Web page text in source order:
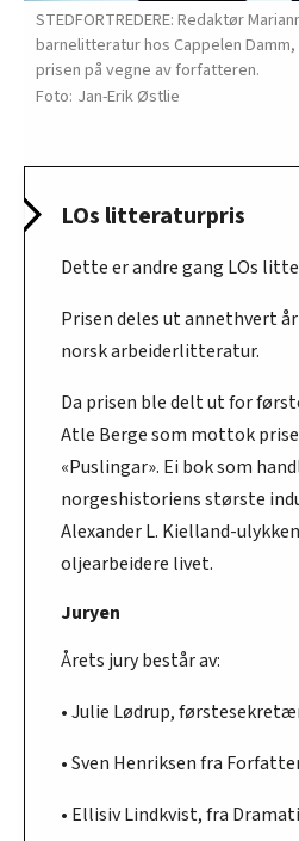
STEDFORTREDERE: Redaktør
barnelitteratur hos Cappelen
prisen på vegne av forfatteren.
Jan-Erik Østlie
LOs litteraturpris
Dette er andre gang LOs
Prisen deles ut annethvert
norsk arbeiderlitteratur.
Da prisen ble delt ut for
Atle Berge som mottok
«Puslingar». Ei bok som
norgeshistoriens største
Alexander L. Kielland-
oljearbeidere livet.
Juryen
Årets jury består av:
• Julie Lødrup,
• Sven Henriksen fra
• Ellisiv Lindkvist, fra